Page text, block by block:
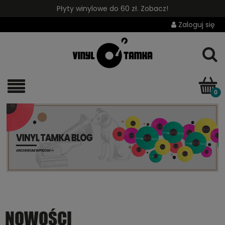
Płyty winylowe do 60 zł. Zobacz!
Zaloguj się
NOWOŚCI